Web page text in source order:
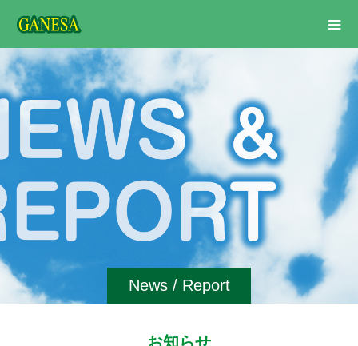
News / Report
お知らせ